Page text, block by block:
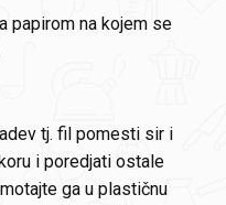
papirom na kojem se
tj. fil pomesti sir i
i poredjati ostale
ga u plastičnu